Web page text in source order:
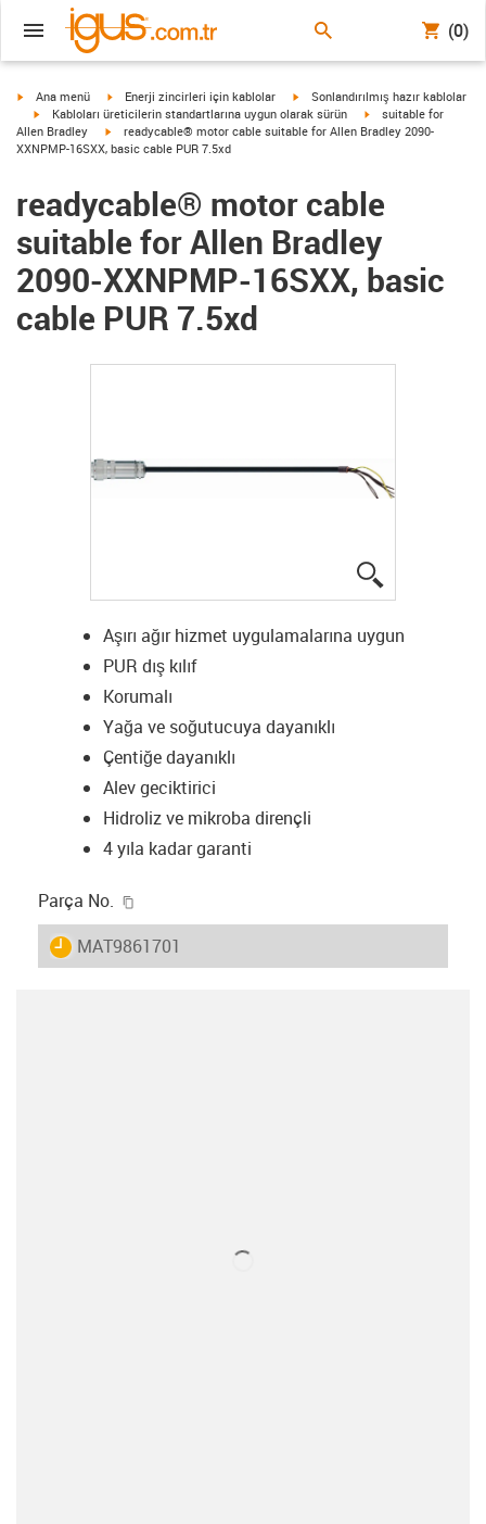
(0)
igus-icon-arrow-right
Ana menü igus-icon-arrow-right
Enerji zincirleri için kablolar igus-icon-arrow-right
Sonlandırılmış hazır kablolar
igus-icon-arrow-right
Kabloları üreticilerin standartlarına uygun olarak sürün igus-icon-arrow-right
suitable for
Allen Bradley
igus-icon-arrow-right
readycable® motor cable suitable for Allen Bradley 2090-
XXNPMP-16SXX, basic cable PUR 7.5xd
readycable® motor cable
suitable for Allen Bradley
2090-XXNPMP-16SXX, basic
cable PUR 7.5xd
Aşırı ağır hizmet uygulamalarına uygun
PUR dış kılıf
Korumalı
Yağa ve soğutucuya dayanıklı
Çentiğe dayanıklı
Alev geciktirici
Hidroliz ve mikroba dirençli
4 yıla kadar garanti
Parça No.
igus-icon-lieferzeit
MAT9861701